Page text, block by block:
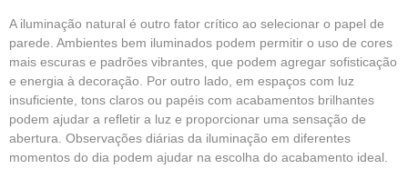
A iluminação natural é outro fator crítico ao selecionar o papel de
parede. Ambientes bem iluminados podem permitir o uso de cores
mais escuras e padrões vibrantes, que podem agregar sofisticação
e energia à decoração. Por outro lado, em espaços com luz
insuficiente, tons claros ou papéis com acabamentos brilhantes
podem ajudar a refletir a luz e proporcionar uma sensação de
abertura. Observações diárias da iluminação em diferentes
momentos do dia podem ajudar na escolha do acabamento ideal.